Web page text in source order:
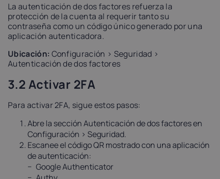
La autenticación de dos factores refuerza la
protección de la cuenta al requerir tanto su
contraseña como un código único generado por una
aplicación autenticadora.
Ubicación: Configuración > Seguridad >
Autenticación de dos factores
3.2 Activar 2FA
Para activar 2FA, sigue estos pasos:
Abre la sección Autenticación de dos factores en
Configuración > Seguridad.
Escanee el código QR mostrado con una aplicación
de autenticación:
Google Authenticator